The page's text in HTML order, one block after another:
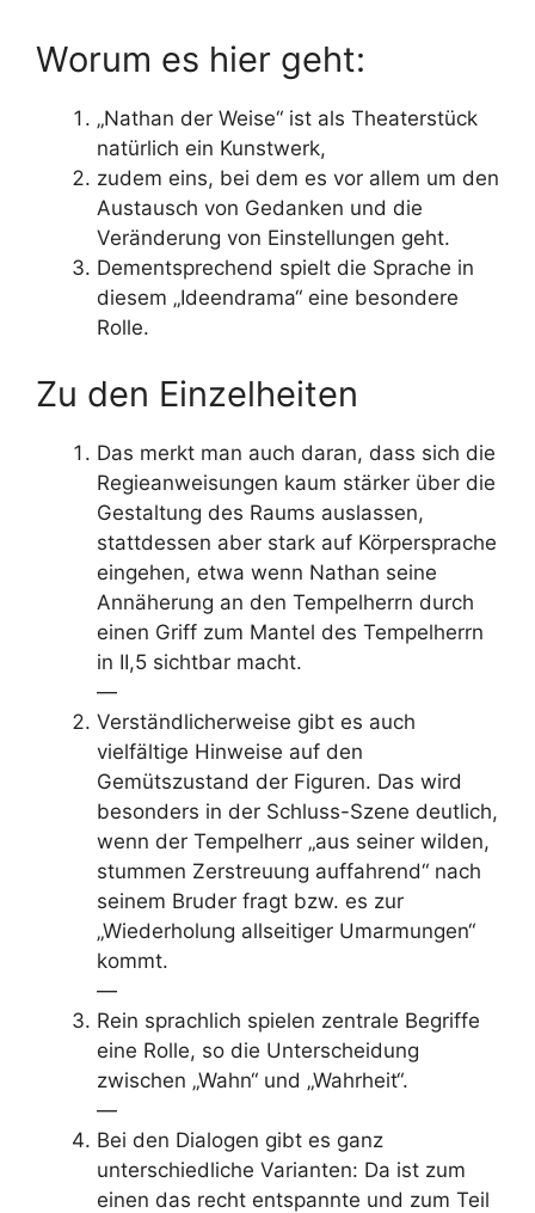
Worum es hier geht:
„Nathan der Weise“ ist als Theaterstück
natürlich ein Kunstwerk,
zudem eins, bei dem es vor allem um den
Austausch von Gedanken und die
Veränderung von Einstellungen geht.
Dementsprechend spielt die Sprache in
diesem „Ideendrama“ eine besondere
Rolle.
Zu den Einzelheiten
Das merkt man auch daran, dass sich die
Regieanweisungen kaum stärker über die
Gestaltung des Raums auslassen,
stattdessen aber stark auf Körpersprache
eingehen, etwa wenn Nathan seine
Annäherung an den Tempelherrn durch
einen Griff zum Mantel des Tempelherrn
in II,5 sichtbar macht.
—
Verständlicherweise gibt es auch
vielfältige Hinweise auf den
Gemütszustand der Figuren. Das wird
besonders in der Schluss-Szene deutlich,
wenn der Tempelherr „aus seiner wilden,
stummen Zerstreuung auffahrend“ nach
seinem Bruder fragt bzw. es zur
„Wiederholung allseitiger Umarmungen“
kommt.
—
Rein sprachlich spielen zentrale Begriffe
eine Rolle, so die Unterscheidung
zwischen „Wahn“ und „Wahrheit“.
—
Bei den Dialogen gibt es ganz
unterschiedliche Varianten: Da ist zum
einen das recht entspannte und zum Teil